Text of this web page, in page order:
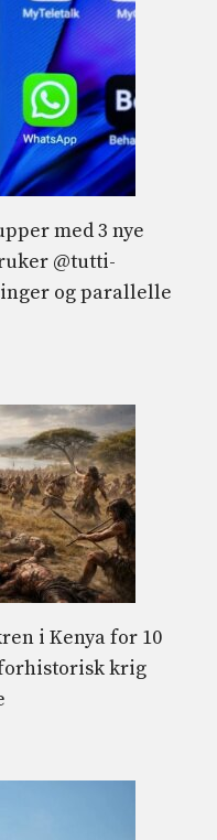
med 3 nye
@tutti-
og parallelle
i Kenya for 10
krig